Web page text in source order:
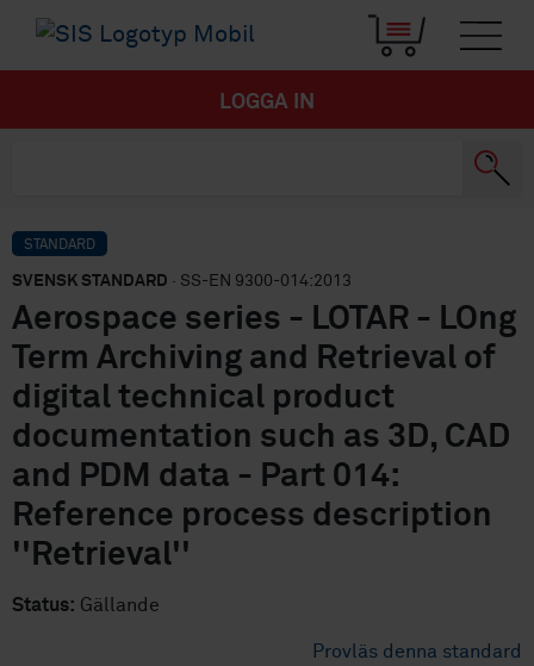
LOGGA IN
STANDARD
SVENSK STANDARD · SS-EN 9300-014:2013
Aerospace series - LOTAR - LOng
Term Archiving and Retrieval of
digital technical product
documentation such as 3D, CAD
and PDM data - Part 014:
Reference process description
''Retrieval''
Status: Gällande
Provläs denna standard